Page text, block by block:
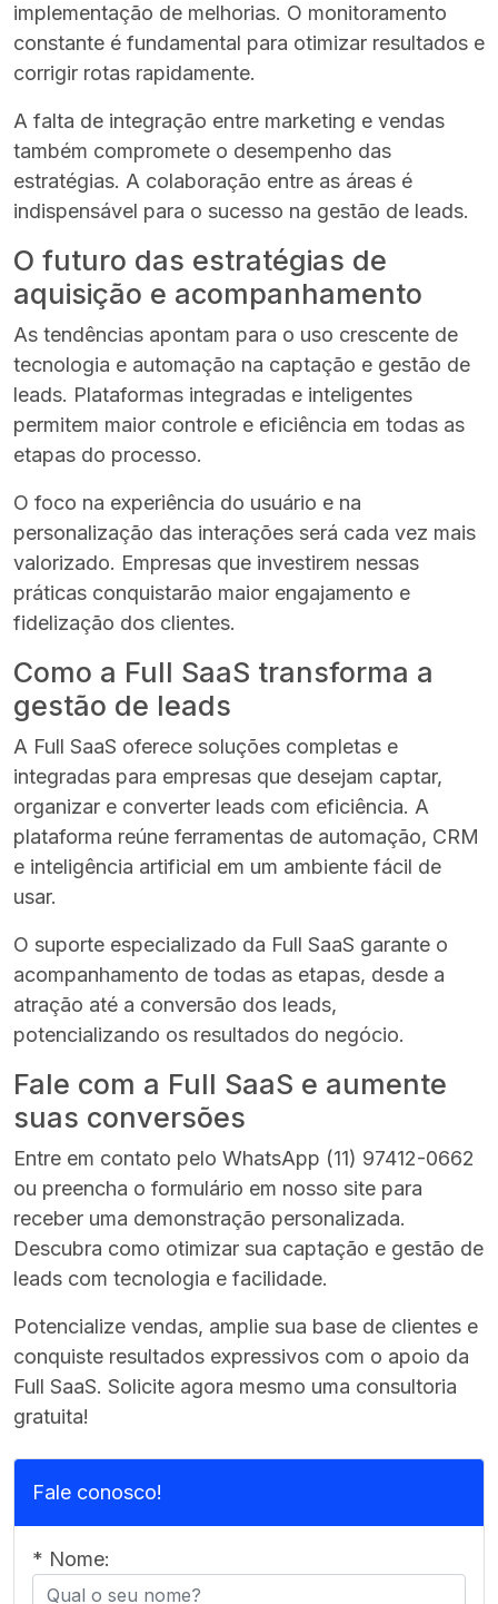
implementação de melhorias. O monitoramento
constante é fundamental para otimizar resultados e
corrigir rotas rapidamente.
A falta de integração entre marketing e vendas
também compromete o desempenho das
estratégias. A colaboração entre as áreas é
indispensável para o sucesso na gestão de leads.
O futuro das estratégias de
aquisição e acompanhamento
As tendências apontam para o uso crescente de
tecnologia e automação na captação e gestão de
leads. Plataformas integradas e inteligentes
permitem maior controle e eficiência em todas as
etapas do processo.
O foco na experiência do usuário e na
personalização das interações será cada vez mais
valorizado. Empresas que investirem nessas
práticas conquistarão maior engajamento e
fidelização dos clientes.
Como a Full SaaS transforma a
gestão de leads
A Full SaaS oferece soluções completas e
integradas para empresas que desejam captar,
organizar e converter leads com eficiência. A
plataforma reúne ferramentas de automação, CRM
e inteligência artificial em um ambiente fácil de
usar.
O suporte especializado da Full SaaS garante o
acompanhamento de todas as etapas, desde a
atração até a conversão dos leads,
potencializando os resultados do negócio.
Fale com a Full SaaS e aumente
suas conversões
Entre em contato pelo WhatsApp (11) 97412-0662
ou preencha o formulário em nosso site para
receber uma demonstração personalizada.
Descubra como otimizar sua captação e gestão de
leads com tecnologia e facilidade.
Potencialize vendas, amplie sua base de clientes e
conquiste resultados expressivos com o apoio da
Full SaaS. Solicite agora mesmo uma consultoria
gratuita!
Fale conosco!
* Nome: